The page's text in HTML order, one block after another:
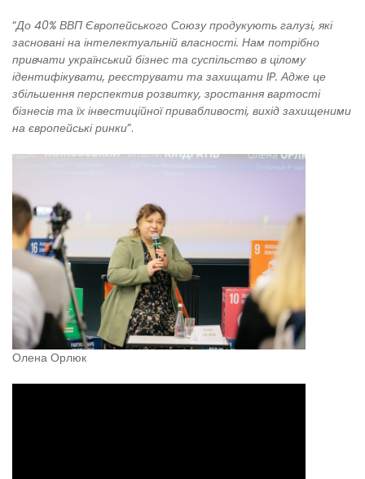
“До 40% ВВП Європейського Союзу продукують галузі, які
засновані на інтелектуальній власності. Нам потрібно
привчати український бізнес та суспільство в цілому
ідентифікувати, реєструвати та захищати IP. Адже це
збільшення перспектив розвитку, зростання вартості
бізнесів та їх інвестиційної привабливості, вихід захищеними
на європейські ринки”.
Олена Орлюк